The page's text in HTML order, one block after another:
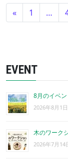
投稿ナビ
« 1 …
EVENT
8月のイベ
2026年8月1日
木のワーク
2026年7月14